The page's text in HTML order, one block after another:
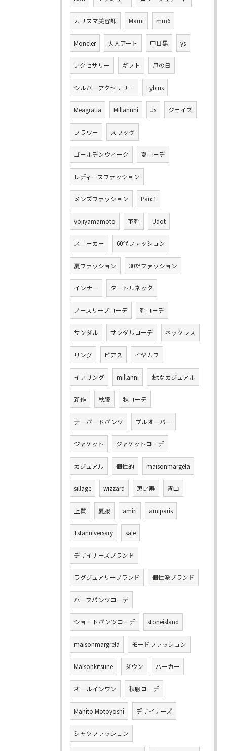
カリスマ美容師 Marni mm6
Moncler 大人アート 中目黒 ys
アクセサリー ギフト 母の日
シルバーアクセサリー Lybius
Meagratia Millannni Js ジェイズ
フラワー スワッグ
ゴールデンウィーク 夏コーデ
レディースファッション
メンズファッション Parc1
yojiyamamoto 革靴 Udot
スニーカー 60代ファッション
夏ファッション 30だファッション
インナー タートルネック
ノースリーブコーデ 靴コーデ
サンダル サンダルコーデ ネックレス
リング ピアス イヤカフ
イアリング millanni おtなカジュアル
新作 秋服 秋コーデ
テーパードパンツ プルオーバー
ジャケット ジャケットコーデ
カジュアル 個性的 maisonmargela
sillage wizzard 恵比寿 青山
上質 夏服 amiri amiparis
1stanniversary sale
デザイナーズブランド
ラグジュアリーブランド 個性派ブランド
ハーフパンツコーデ
ショートパンツコーデ stoneisland
maisonmargrela モードファッション
Maisonkitsune ダウン パーカー
オールインワン 秋服コーデ
Mahito Motoyoshi デザイナーズ
シャツファッション